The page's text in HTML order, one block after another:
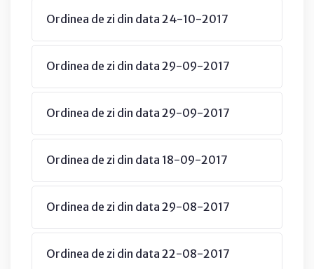
Ordinea de zi din data 24-10-2017
Ordinea de zi din data 29-09-2017
Ordinea de zi din data 29-09-2017
Ordinea de zi din data 18-09-2017
Ordinea de zi din data 29-08-2017
Ordinea de zi din data 22-08-2017